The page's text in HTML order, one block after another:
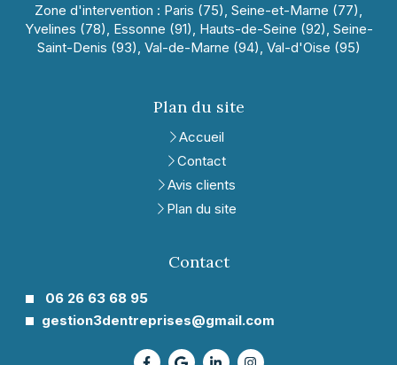
Zone d'intervention : Paris (75), Seine-et-Marne (77),
Yvelines (78), Essonne (91), Hauts-de-Seine (92), Seine-
Saint-Denis (93), Val-de-Marne (94), Val-d'Oise (95)
Plan du site
Accueil
Contact
Avis clients
Plan du site
Contact
06 26 63 68 95
gestion3dentreprises@gmail.com